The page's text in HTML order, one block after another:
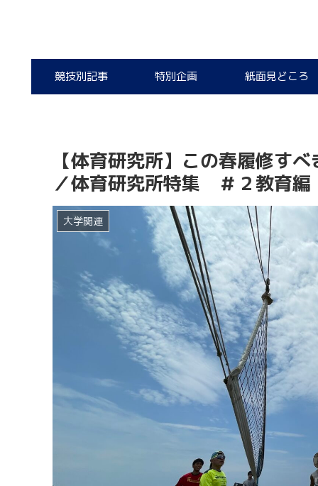
競技別記事 特別企画 紙面見どころ
【体育研究所】この春履修す
／体育研究所特集 ＃２教育編
大学関連